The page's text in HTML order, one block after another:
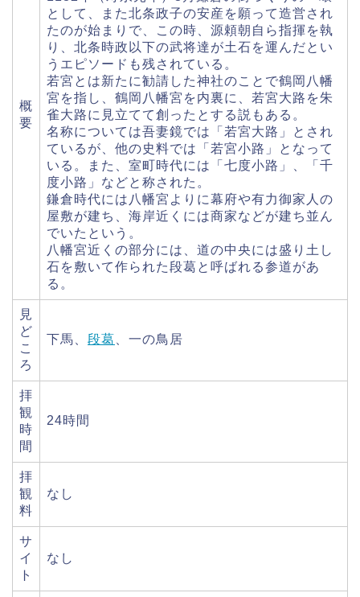
概
要
として、また北条政子の安産を願って造営され
たのが始まりで、この時、源頼朝自ら指揮を執
り、北条時政以下の武将達が土石を運んだとい
うエピソードも残されている。
若宮とは新たに勧請した神社のことで鶴岡八幡
宮を指し、鶴岡八幡宮を内裏に、若宮大路を朱
雀大路に見立てて創ったとする説もある。
名称については吾妻鏡では「若宮大路」とされ
ているが、他の史料では「若宮小路」となって
いる。また、室町時代には「七度小路」、「千
度小路」などと称された。
鎌倉時代には八幡宮よりに幕府や有力御家人の
屋敷が建ち、海岸近くには商家などが建ち並ん
でいたという。
八幡宮近くの部分には、道の中央には盛り土し
石を敷いて作られた段葛と呼ばれる参道があ
る。
見
ど
こ
ろ
下馬、 段葛 、一の鳥居
拝
観
時
間
24時間
拝
観
料
なし
サ
イ
ト
なし